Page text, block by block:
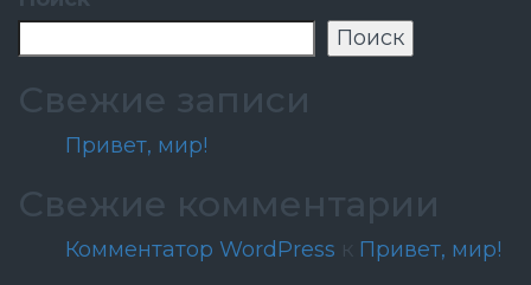
Поиск
Свежие записи
Привет, мир!
Свежие комментарии
Комментатор WordPress к Привет, мир!